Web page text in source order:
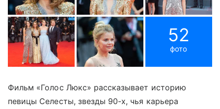
52
фото
Фильм «Голос Люкс» рассказывает историю
певицы Селесты, звезды 90-х, чья карьера